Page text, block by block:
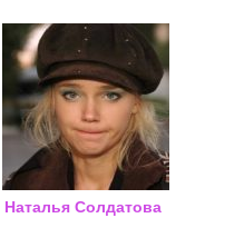
Наталья Солдатова